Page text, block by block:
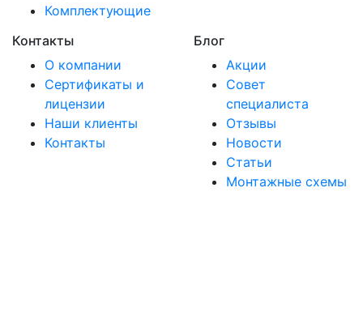
Комплектующие
Контакты
О компании
Сертификаты и
лицензии
Наши клиенты
Контакты
Блог
Акции
Совет
специалиста
Отзывы
Новости
Статьи
Монтажные схемы